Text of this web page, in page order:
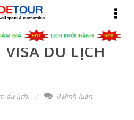
DU LỊCH
du lịch, 0 Bình luận